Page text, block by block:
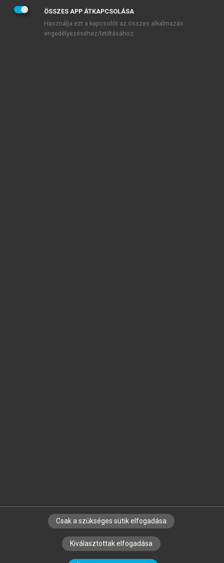
SZERZŐKNEK CÉGEKNEK KÖNYVTÁROSOKNAK
SZERKESZTÉSI ÉS LEKTORÁLÁSI ALAPELVEK
ÖSSZES APP ÁTKAPCSOLÁSA
Használja ezt a kapcsolót az összes alkalmazás
engedélyezéséhez/letiltásához.
Csak a szükséges sütik elfogadása
Kiválasztottak elfogadása